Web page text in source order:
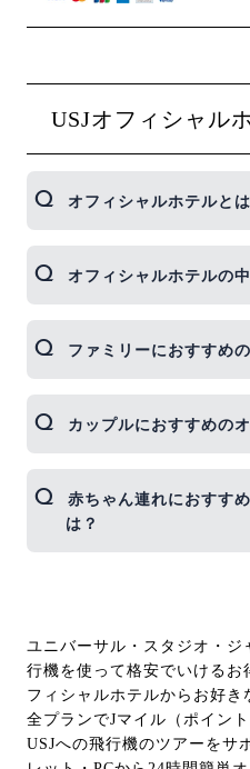
USJオフィシャル
オフィシャルホテルとは
内のホテルで、ホテル
や、待ち時間の確認が
オフィシャルホテルの
オフィシャルホテルラ
1位「オリエンタルホテ
3位「ザ パークフロン
ル・スタジオ・ジャパ
ファミリーにおすすめ
のサービスが充実！添
ティが無料で用意して
すめなのは「ホテルユ
室は全室お風呂とトイ
式で、キッズ用品も充
カップルにおすすめの
る「ザ パーク フロン
ル・スタジオ・ジャパ
バルーンや花束、ケー
赤ちゃん連れにおすす
は？
です。バス・トイレが
場付き！ベビーベッド
70℃設定が可能なポッ
室フロアには自販機コ
ンジがあるので離乳食
ユニバーサル・スタジオ・
行機を使って格安でいけるお
フィシャルホテルからお好き
全プランでJマイル（ポイン
USJへの飛行機のツアーをサ